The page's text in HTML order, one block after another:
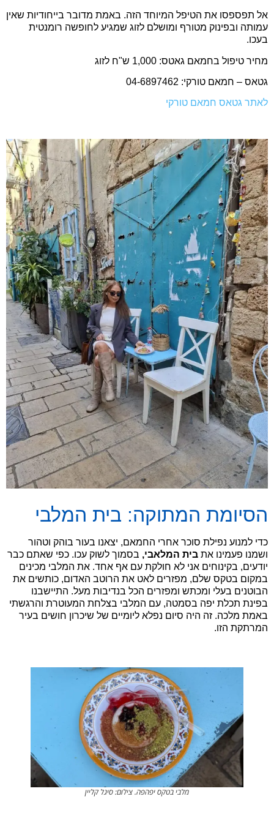
אל תפספסו את הטיפל המיוחד הזה. באמת מדובר בייחודיות שאין
עמותה ובפינוק מטורף ומושלם לזוג שמגיע לחופשה רומנטית
בעכו.
מחיר טיפול בחמאם גאטס: 1,000 ש"ח לזוג
גטאס – חמאם טורקי: 04-6897462
לאתר גטאס חמאם טורקי
הסיומת המתוקה: בית המלבי
כדי למנוע נפילת סוכר אחרי החמאם, יצאנו בעור בוהק וטהור
ושמנו פעמינו את בית המלאבי, בסמוך לשוק עכו. כפי שאתם כבר
יודעים, בקינוחים אני לא חולקת עם אף אחד. את המלבי מכינים
במקום בטקס שלם, מפזרים לאט את הרוטב האדום, כותשים את
הבוטנים בעלי ומכתש ומפזרים הכל בנדיבות מעל. התיישבנו
בפינת תכלת יפה בסמטה, עם המלבי בצלחת המעוטרת והרגשתי
באמת מלכה. זה היה סיום נפלא ליומיים של שיכרון חושים בעיר
המרתקת הזו.
מלבי בטקס יפהפה. צילום: סיגל קליין